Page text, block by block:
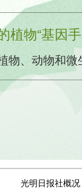
成本低、产
植物“基因手
物、动物和
菌介导法、
常规抗生素和
光明日报社概况